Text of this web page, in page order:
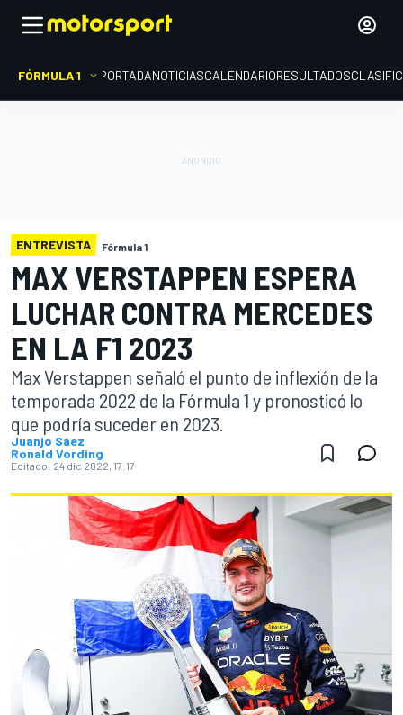
FÓRMULA 1 PORTADANOTICIASCALENDARIORESULTADOS
ENTREVISTA Fórmula 1
MAX VERSTAPPEN ESPERA
LUCHAR CONTRA MERCEDES
EN LA F1 2023
Max Verstappen señaló el punto de inflexión de la
temporada 2022 de la Fórmula 1 y pronosticó lo
que podría suceder en 2023.
Juanjo Sáez
Ronald Vording
Editado: 24 dic 2022, 17:17